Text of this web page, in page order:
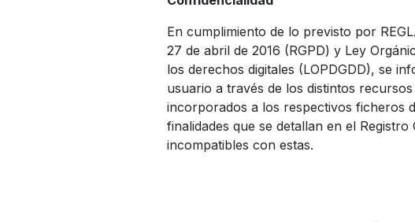
En cumplimiento de lo previsto por
27 de abril de 2016 (RGPD) y Ley
los derechos digitales (LOPDGDD), se
usuario a través de los distintos
incorporados a los respectivos ficheros
finalidades que se detallan en el
incompatibles con estas.